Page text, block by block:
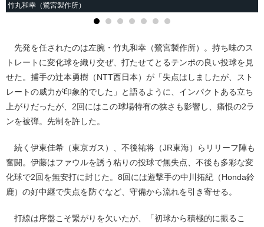
竹丸和幸（鷺宮製作所）
先発を任されたのは左腕・竹丸和幸（鷺宮製作所）。持ち味のス
トレートに変化球を織り交ぜ、打たせてとるテンポの良い投球を見
せた。捕手の辻本勇樹（NTT西日本）が「失点はしましたが、スト
レートの威力が印象的でした」と語るように、インパクトある立ち
上がりだったが、2回にはこの球場特有の狭さも影響し、痛恨の2ラ
ンを被弾。先制を許した。
続く伊東佳希（東京ガス）、不後祐将（JR東海）らリリーフ陣も
奮闘。伊藤はファウルを誘う粘りの投球で無失点、不後も多彩な変
化球で2回を無安打に封じた。8回には遊撃手の中川拓紀（Honda鈴
鹿）の好中継で失点を防ぐなど、守備から流れを引き寄せる。
打線は序盤こそ繋がりを欠いたが、「初球から積極的に振るこ